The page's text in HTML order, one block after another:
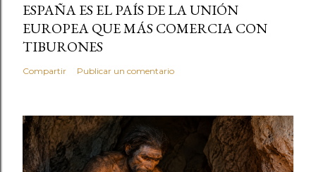
ESPAÑA ES EL PAÍS DE LA UNIÓN
EUROPEA QUE MÁS COMERCIA CON
TIBURONES
Compartir Publicar un comentario